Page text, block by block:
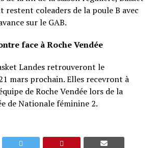
restent coleaders de la poule B avec
sur le GAB.
face à Roche Vendée
Landes retrouveront le
mars prochain. Elles recevront à
de Roche Vendée lors de la
de Nationale féminine 2.